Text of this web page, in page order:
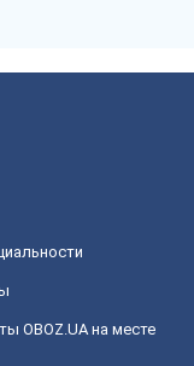
OBOZ.UA на месте